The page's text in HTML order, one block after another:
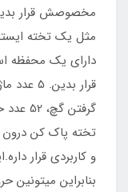
مخصوصش قرار
مثل یک تخته
دارای یک محفظه
تخته پاک کن درون
و کاربردی قرار
بنابراین میتونین